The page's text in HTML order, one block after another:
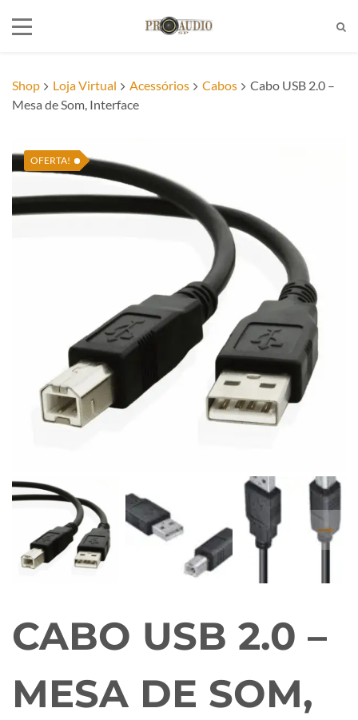
Whatsapp
Shop Loja Virtual Acessórios Cabos
Cabo USB 2.0 –
Mesa de Som, Interface
OFERTA!
CABO USB 2.0 –
MESA DE SOM,